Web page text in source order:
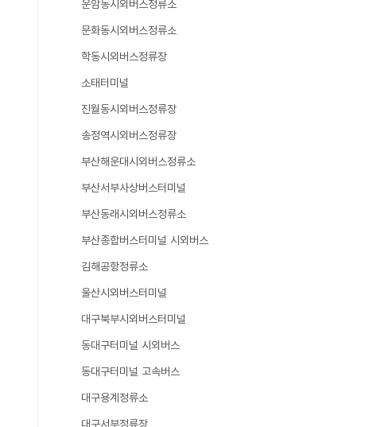
운암동시외버스정류소
문화동시외버스정류소
학동시외버스정류장
소태터미널
진월동시외버스정류장
송정역시외버스정류장
부산해운대시외버스정류소
부산서부사상버스터미널
부산동래시외버스정류소
부산종합버스터미널 시외버스
김해공항정류소
울산시외버스터미널
대구북부시외버스터미널
동대구터미널 시외버스
동대구터미널 고속버스
대구용계정류소
대구서부정류장